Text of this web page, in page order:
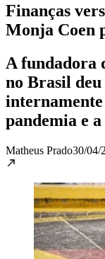
Finanças
Monja Coen
A fundadora
no Brasil
pandemia e
Matheus Prado30/04/